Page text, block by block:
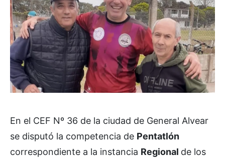
En el CEF Nº 36 de la ciudad de General Alvear
se disputó la competencia de Pentatlón
correspondiente a la instancia Regional de los